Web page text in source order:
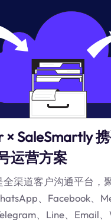
× SaleSmartly
运营方案
全渠道客户沟通平台，
、Facebook、
、Line、Email